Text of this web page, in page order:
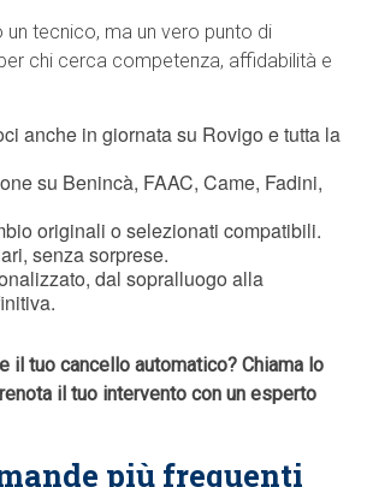
un tecnico, ma un vero punto di
chi cerca competenza, affidabilità e
anche in giornata su Rovigo e tutta la
su Benincà, FAAC, Came, Fadini,
originali o selezionati compatibili.
senza sorprese.
dal sopralluogo alla
il tuo cancello automatico? Chiama lo
il tuo intervento con un esperto
più frequenti